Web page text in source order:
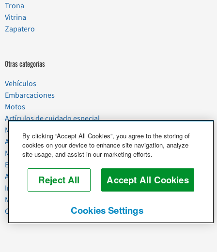
Trona
Vitrina
Zapatero
Otras categorías
Vehículos
Embarcaciones
Motos
Artículos de cuidado especial
Mudanzas
Artículos del hogar
Mascotas
Basura y chatarra
Alimentos y agricultura
Industria y negocios
Maquinaria pesada
Caballos y ganado
By clicking “Accept All Cookies”, you agree to the storing of
cookies on your device to enhance site navigation, analyze
site usage, and assist in our marketing efforts.
Reject All Accept All Cookies
Cookies Settings